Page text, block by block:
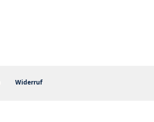
Widerruf